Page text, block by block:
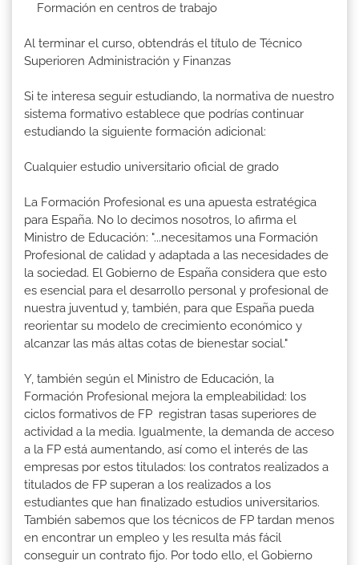
Formación en centros de trabajo
Al terminar el curso, obtendrás el título de Técnico
Superioren Administración y Finanzas
Si te interesa seguir estudiando, la normativa de nuestro
sistema formativo establece que podrías continuar
estudiando la siguiente formación adicional:
Cualquier estudio universitario oficial de grado
La Formación Profesional es una apuesta estratégica
para España. No lo decimos nosotros, lo afirma el
Ministro de Educación: "...necesitamos una Formación
Profesional de calidad y adaptada a las necesidades de
la sociedad. El Gobierno de España considera que esto
es esencial para el desarrollo personal y profesional de
nuestra juventud y, también, para que España pueda
reorientar su modelo de crecimiento económico y
alcanzar las más altas cotas de bienestar social."
Y, también según el Ministro de Educación, la
Formación Profesional mejora la empleabilidad: los
ciclos formativos de FP registran tasas superiores de
actividad a la media. Igualmente, la demanda de acceso
a la FP está aumentando, así como el interés de las
empresas por estos titulados: los contratos realizados a
titulados de FP superan a los realizados a los
estudiantes que han finalizado estudios universitarios.
También sabemos que los técnicos de FP tardan menos
en encontrar un empleo y les resulta más fácil
conseguir un contrato fijo. Por todo ello, el Gobierno